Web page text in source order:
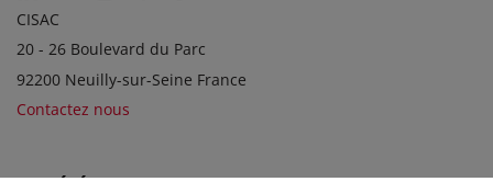
CISAC
20 - 26 Boulevard du Parc
92200 Neuilly-sur-Seine France
Contactez nous